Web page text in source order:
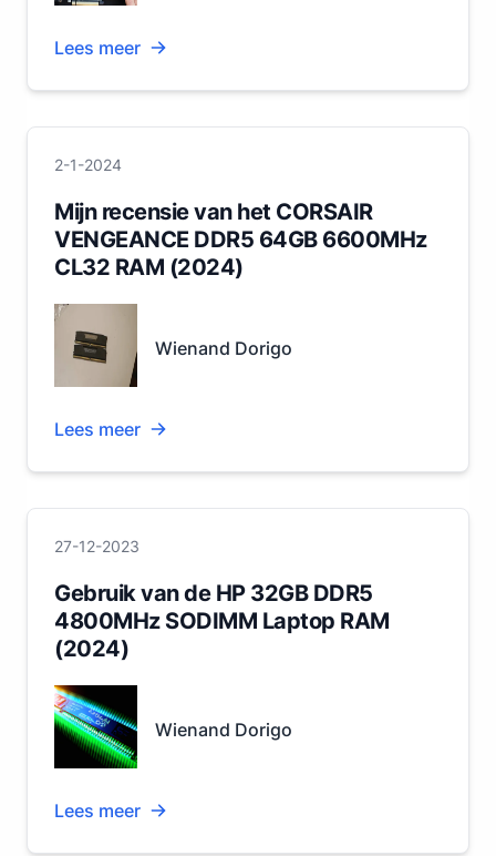
Lees meer
2-1-2024
Mijn recensie van het CORSAIR
VENGEANCE DDR5 64GB 6600MHz
CL32 RAM (2024)
Wienand Dorigo
Lees meer
27-12-2023
Gebruik van de HP 32GB DDR5
4800MHz SODIMM Laptop RAM
(2024)
Wienand Dorigo
Lees meer